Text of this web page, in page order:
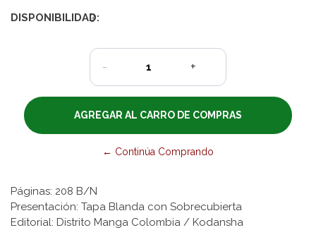
DISPONIBILIDAD:
3
- +
← Continúa Comprando
Páginas: 208 B/N
Presentación: Tapa Blanda con Sobrecubierta
Editorial: Distrito Manga Colombia / Kodansha